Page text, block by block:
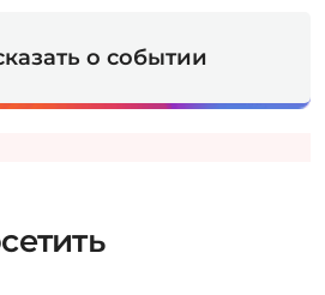
о событии